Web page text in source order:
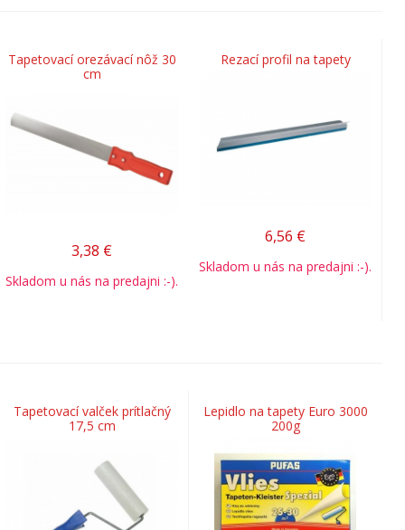
Tapetovací orezávací nôž 30
cm
3,38 €
Skladom u nás na predajni :-).
Rezací profil na tapety
6,56 €
Skladom u nás na predajni :-).
Tapetovací valček prítlačný
17,5 cm
Lepidlo na tapety Euro 3000
200g